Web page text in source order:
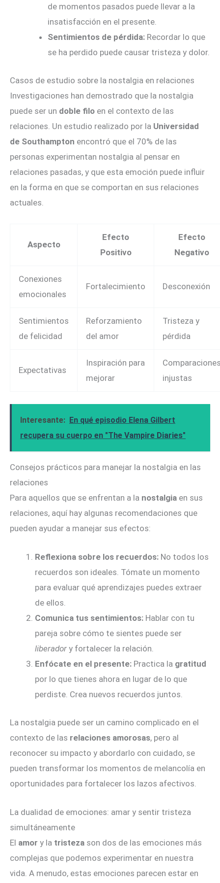
de momentos pasados puede llevar a la
insatisfacción en el presente.
Sentimientos de pérdida:Recordar lo que
se ha perdido puede causar tristeza y dolor.
Casos de estudio sobre la nostalgia en relaciones
Investigaciones han demostrado que la nostalgia
puede ser un doble filo en el contexto de las
relaciones. Un estudio realizado por la Universidad
de Southampton encontró que el 70% de las
personas experimentan nostalgia al pensar en
relaciones pasadas, y que esta emoción puede influir
en la forma en que se comportan en sus relaciones
actuales.
Aspecto
Efecto
Positivo
Efecto
Negativo
Conexiones
emocionales
Fortalecimiento Desconexión
Sentimientos
de felicidad
Reforzamiento
del amor
Tristeza y
pérdida
Expectativas
Inspiración para
mejorar
injustas
Interesante: En qué episodio Elena Gilbert
recupera su cuerpo en "The Vampire Diaries"
Consejos prácticos para manejar la nostalgia en las
relaciones
Para aquellos que se enfrentan a la nostalgia en sus
relaciones, aquí hay algunas recomendaciones que
pueden ayudar a manejar sus efectos:
Reflexiona sobre los recuerdos: No todos los
recuerdos son ideales. Tómate un momento
para evaluar qué aprendizajes puedes extraer
de ellos.
Comunica tus sentimientos: Hablar con tu
pareja sobre cómo te sientes puede ser
liberador y fortalecer la relación.
Enfócate en el presente: Practica la gratitud
por lo que tienes ahora en lugar de lo que
perdiste. Crea nuevos recuerdos juntos.
La nostalgia puede ser un camino complicado en el
contexto de las relaciones amorosas, pero al
reconocer su impacto y abordarlo con cuidado, se
pueden transformar los momentos de melancolía en
oportunidades para fortalecer los lazos afectivos.
La dualidad de emociones: amar y sentir tristeza
simultáneamente
El amor y la tristeza son dos de las emociones más
complejas que podemos experimentar en nuestra
vida. A menudo, estas emociones parecen estar en